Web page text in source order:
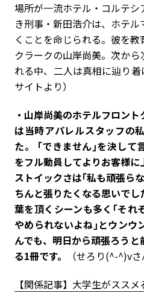
場所が一流ホテル・コルテ
き刑事・新田浩介は、ホテ
くことを命じられる。彼を
クラークの山岸尚美。次か
れる中、二人は真相に辿り
サイトより）
・山岸尚美のホテルフロン
は当時アパレルスタッフの
た。 ｢できません｣を決して
をフル動員してよりお客様
ストイックさは｢私も頑張ら
ちんと張りたくなる思いで
葉を頂くシーンも多く｢それ
やめられないよね｣とウンウ
んでも、明日から頑張ろう
る1冊です。
（せろり(^-^)vさ
【関係記事】大学生がスス